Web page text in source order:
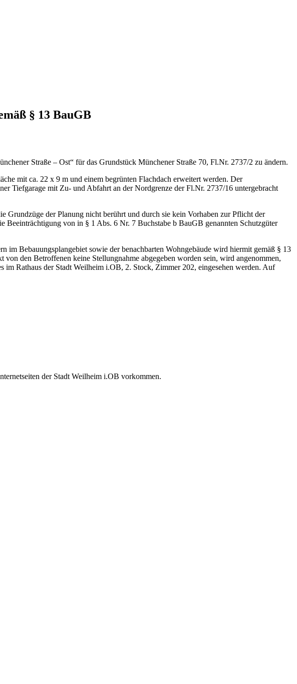
§ 13 BauGB
Straße – Ost“ für das Grundstück Münchener Straße 70, Fl.Nr. 2737/2 zu ändern.
mit ca. 22 x 9 m und einem begrünten Flachdach erweitert werden. Der
Tiefgarage mit Zu- und Abfahrt an der Nordgrenze der Fl.Nr. 2737/16 untergebracht
Grundzüge der Planung nicht berührt und durch sie kein Vorhaben zur Pflicht der
von in § 1 Abs. 6 Nr. 7 Buchstabe b BauGB genannten Schutzgüter
Bebauungsplangebiet sowie der benachbarten Wohngebäude wird hiermit gemäß § 13
den Betroffenen keine Stellungnahme abgegeben worden sein, wird angenommen,
im Rathaus der Stadt Weilheim i.OB, 2. Stock, Zimmer 202, eingesehen werden. Auf
der Stadt Weilheim i.OB vorkommen.